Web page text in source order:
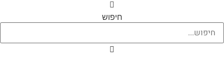
חיפוש